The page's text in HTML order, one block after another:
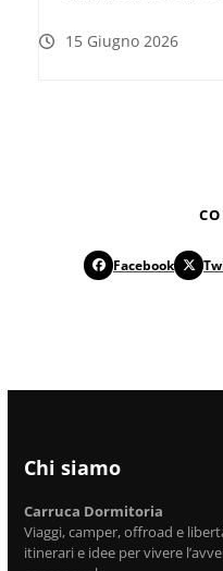
15 Giugno 2026
Facebook
Chi siamo
Carruca Dormitoria
Viaggi, camper, offroad e
itinerari e idee per vivere